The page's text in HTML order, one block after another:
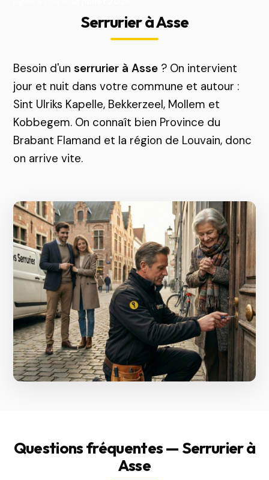
Serrurier à Asse
Besoin d'unserrurier à Asse ? On intervient
jour et nuit dans votre commune et autour :
Sint Ulriks Kapelle, Bekkerzeel, Mollem et
Kobbegem. On connaît bien Province du
Brabant Flamand et la région de Louvain, donc
on arrive vite.
Questions fréquentes — Serrurier à
Asse